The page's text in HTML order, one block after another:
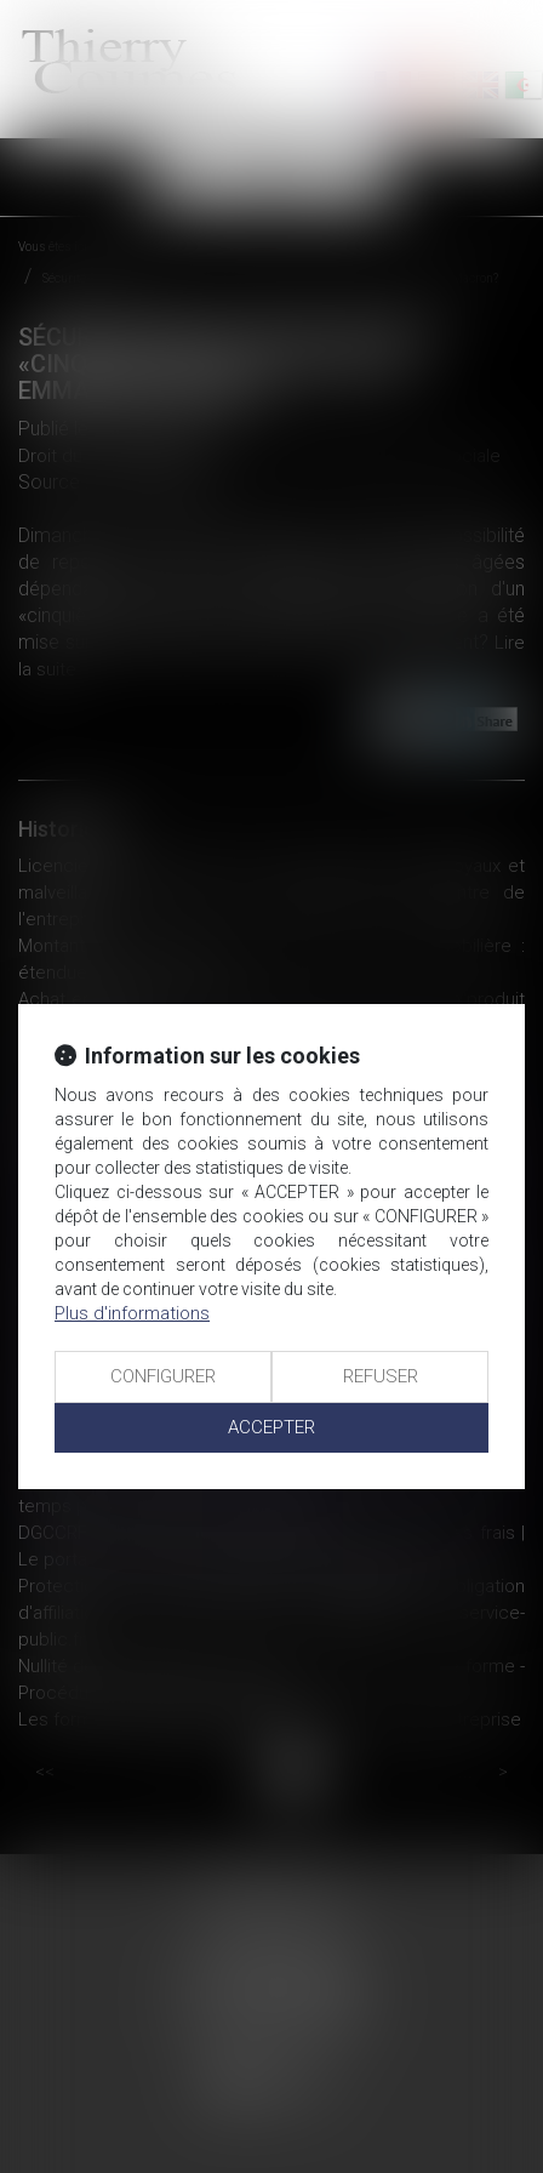
Ouvrir
le
Vous êtes ici :
SÉCURITÉ SOCIALE: QU'EST CE QUE LE
«CINQUIÈME RISQUE» ÉVOQUÉ PAR
EMMANUEL MACRON?
Publié le :
Droit du travail - Employeurs
Source :
Dimanche soir, Emmanuel Macron a évoqué la possibilité
de repenser la prise en charge des personnes âgées
dépendantes. Parmi ses propositions, la création d'un
«cinquième risque» couvert par la Sécurité sociale a été
mise sur la table. Mais de quoi parle-t-on exactement? Lire
la suite
Historique
Licencié pour faute grave en raison de propos déloyaux et
malveillants, tenus sur un site Internet, à l'encontre de
l'entreprise
Montant de la créance en matière de saisie immobilière :
étendue de l’office du JEX
Achat en ligne : on ne pourra bientôt plus renvoyer un produit
Régime social des indemnités de rupture : la Cour de
Ai-je le droit d’évaluer le travail du salarié lors de l'entretien
professionnel ?
Départ du salarié en cours de préavis : quel effet sur la levée
de la clause de non-concurrence ? - Éditions Francis
Lefebvre
La notion d’entité économique n’est pas applicable en
matière de concurrence déloyale - Éditions Francis Lefebvre
Sécurité sociale: qu'est ce que le «cinquième risque» évoqué
par Emmanuel Macron?
Le JEX est tenu de vérifier que le montant de la créance est
conforme aux énonciations du titre exécutoire | Office
Notarial de Baillargues
Horaires flexibles : jusqu'où les entreprises peuvent-elles
aller ?, Contrat de travail - Les Echos Executives
temps partiel? - L'Express L'Entreprise
DGCCRF - Contrôle de la qualité des fruits et légumes frais |
Le portail des ministères économiques et financiers
Protection sociale -Travailleurs indépendants : obligation
d'affiliation à la Sécurité sociale - professionnels | service-
public.fr
Nullité de l’assignation en procédure d’appel : vice de forme -
Procédure civile | Dalloz Actualité
Les formalités de dépôt et publicité d’un accord d’entreprise
<< >
Information sur les cookies
Nous avons recours à des cookies techniques pour
assurer le bon fonctionnement du site, nous utilisons
également des cookies soumis à votre consentement
pour collecter des statistiques de visite.
Cliquez ci-dessous sur « ACCEPTER » pour accepter le
dépôt de l'ensemble des cookies ou sur « CONFIGURER »
pour choisir quels cookies nécessitant votre
consentement seront déposés (cookies statistiques),
avant de continuer votre visite du site.
Plus d'informations
CONFIGURER REFUSER
ACCEPTER